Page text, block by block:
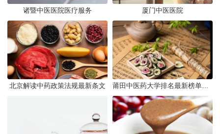
诸暨中医医院医疗服务 厦门中医医院
北京解读中药政策法规最新条文